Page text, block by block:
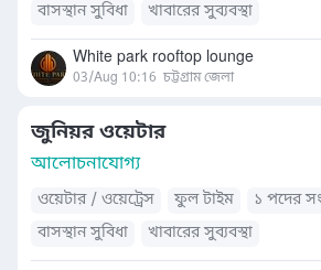
বাসস্থান সুবিধা
খাবারের সুব্যবস্থা
White park rooftop lounge
03/Aug 10:16 চট্টগ্রাম জেলা
জুনিয়র ওয়েটার
আলোচনাযোগ্য
ওয়েটার / ওয়েট্রেস ফুল টাইম
১ পদের
বাসস্থান সুবিধা
খাবারের সুব্যবস্থা